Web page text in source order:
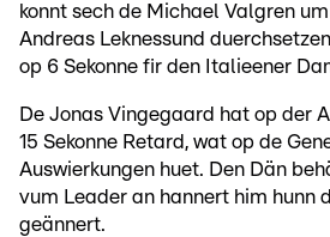
konnt sech de Michael Valgren
Andreas Leknessund
op 6 Sekonne fir den Italieener
De Jonas Vingegaard hat op der
15 Sekonne Retard, wat op de
Auswierkungen huet. Den Dän
vum Leader an hannert him hunn
geännert.